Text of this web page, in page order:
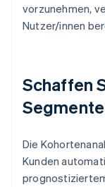
vorzunehmen,
Nutzer/innen
Schaffen
Segmente
Die
Kunden